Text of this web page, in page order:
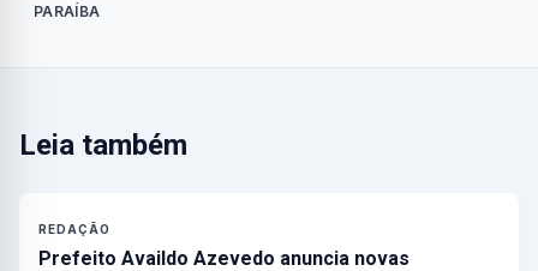
PARAÍBA
Leia também
REDAÇÃO
Prefeito Availdo Azevedo anuncia novas